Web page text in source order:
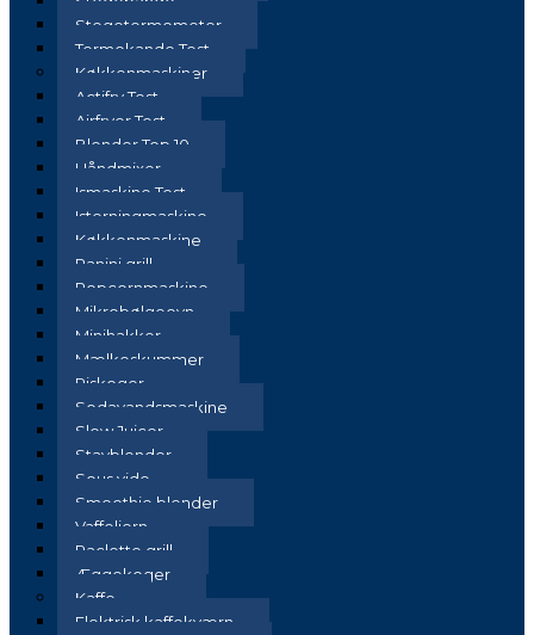
Stegetermometer
Termokande Test
Køkkenmaskiner
Actifry Test
Airfryer Test
Blender Top 10
Håndmixer
Ismaskine Test
Isterningmaskine
Køkkenmaskine
Panini grill
Popcornmaskine
Mikrobølgeovn
Minihakker
Mælkeskummer
Riskoger
Sodavandsmaskine
Slow Juicer
Stavblender
Sous vide
Smoothie blender
Vaffeljern
Raclette grill
Æggekoger
Kaffe
Elektrisk kaffekværn